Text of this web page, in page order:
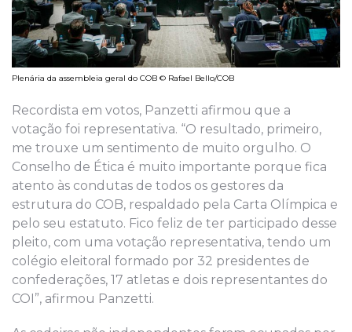
Plenária da assembleia geral do COB © Rafael Bello/COB
Recordista em votos, Panzetti afirmou que a
votação foi representativa. “O resultado, primeiro,
me trouxe um sentimento de muito orgulho. O
Conselho de Ética é muito importante porque fica
atento às condutas de todos os gestores da
estrutura do COB, respaldado pela Carta Olímpica e
pelo seu estatuto. Fico feliz de ter participado desse
pleito, com uma votação representativa, tendo um
colégio eleitoral formado por 32 presidentes de
confederações, 17 atletas e dois representantes do
COI”, afirmou Panzetti.